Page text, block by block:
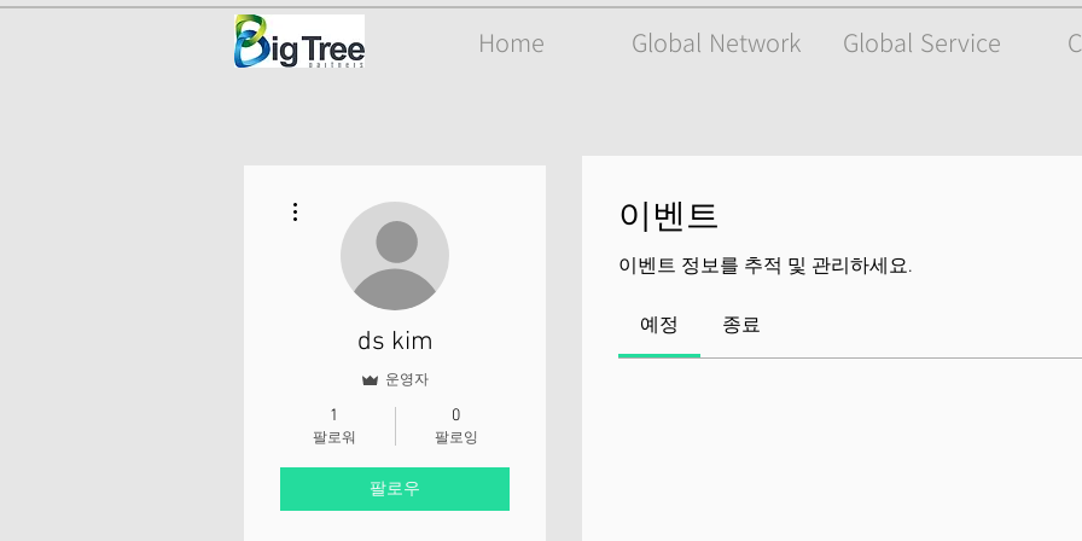
Home Global Network Global Service
이벤트
이벤트 정보를 추적 및 관리하세요.
예정 종료
ds kim
운영자
1
팔로워
0
팔로잉
팔로우